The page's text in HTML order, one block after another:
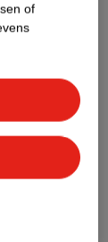
of